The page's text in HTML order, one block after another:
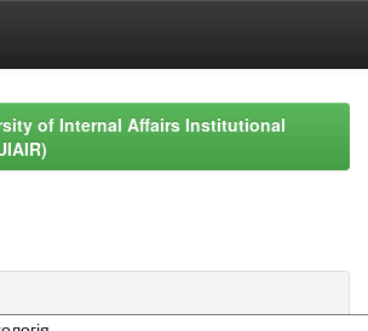
of Internal Affairs Institutional